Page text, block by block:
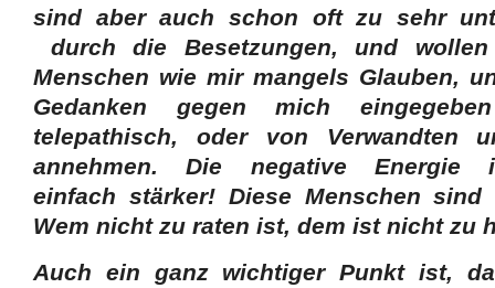
sind aber auch schon oft zu sehr
durch die Besetzungen, und
Menschen wie mir mangels Glauben,
Gedanken gegen mich
telepathisch, oder von Verwandten
annehmen. Die negative
einfach stärker! Diese Menschen
Wem nicht zu raten ist, dem ist nicht zu
Auch ein ganz wichtiger Punkt ist,